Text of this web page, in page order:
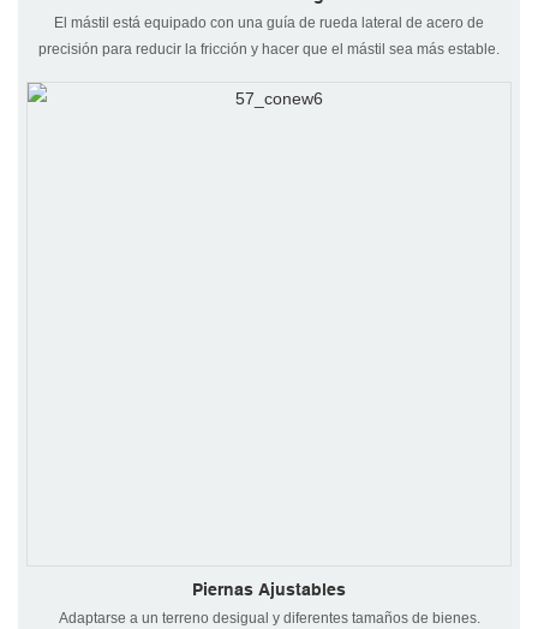
El mástil está equipado con una guía de rueda lateral de acero de
precisión para reducir la fricción y hacer que el mástil sea más estable.
Piernas Ajustables
Adaptarse a un terreno desigual y diferentes tamaños de bienes.